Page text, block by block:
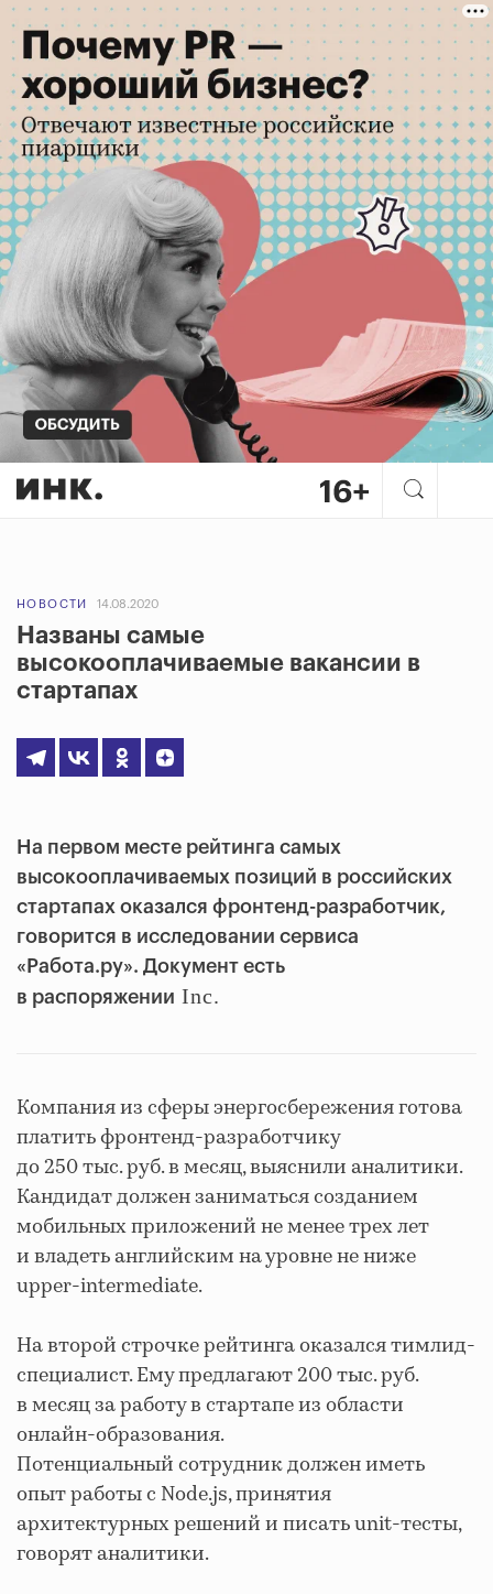
НОВОСТИ 14.08.2020
Названы самые
высокооплачиваемые вакансии в
стартапах
На первом месте рейтинга самых
высокооплачиваемых позиций в российских
стартапах оказался фронтенд-разработчик,
говорится в исследовании сервиса
«Работа.ру». Документ есть
в распоряжении Inc.
Компания из сферы энергосбережения готова
платить фронтенд-разработчику
до 250 тыс. руб. в месяц, выяснили аналитики.
Кандидат должензаниматься созданием
мобильных приложенийне менее трех лет
и владеть английским на уровне не ниже
upper-intermediate.
На второй строчке рейтинга оказался тимлид-
специалист. Ему предлагают 200 тыс. руб.
в месяц за работу в стартапе из области
онлайн-образования.
Потенциальныйсотрудник должен иметь
опыт работы с Node.js, принятия
архитектурных решений и писать unit-тесты,
говорят аналитики.